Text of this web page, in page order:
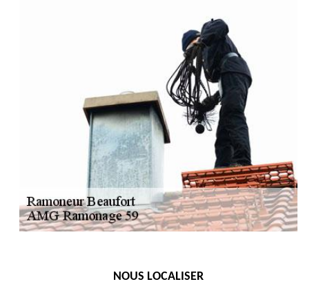
NOUS LOCALISER